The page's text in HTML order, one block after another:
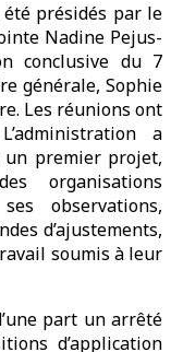
présidés par le
Nadine Pejus-
conclusive du 7
générale, Sophie
Les réunions ont
a
un premier projet,
organisations
observations,
d’ajustements,
soumis à leur
part un arrêté
d’application